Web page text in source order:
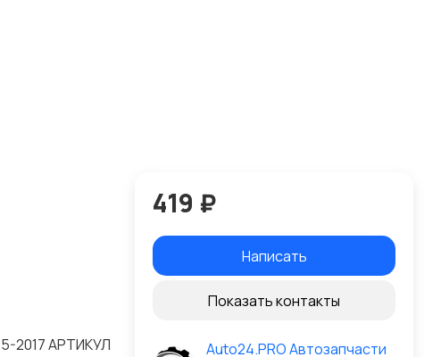
2017 АРТИКУЛ
419 ₽
Написать
Показать контакты
Auto24.PRO Автозапчасти